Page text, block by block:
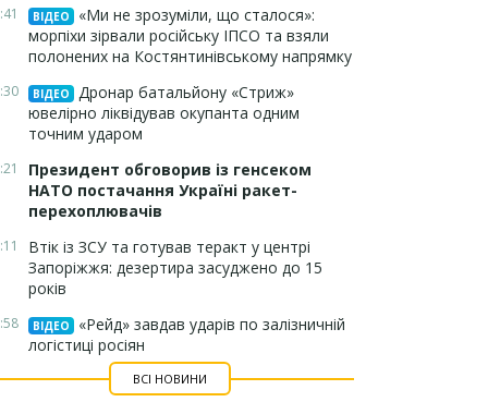
ВІДЕО
«Ми не зрозуміли, що сталося»:
морпіхи зірвали російську ІПСО та взяли
полонених на Костянтинівському напрямку
ВІДЕО
Дронар батальйону «Стриж»
ювелірно ліквідував окупанта одним
точним ударом
Президент обговорив із генсеком
НАТО постачання Україні ракет-
перехоплювачів
Втік із ЗСУ та готував теракт у центрі
Запоріжжя: дезертира засуджено до 15
років
ВІДЕО
«Рейд» завдав ударів по залізничній
логістиці росіян
ВСІ НОВИНИ